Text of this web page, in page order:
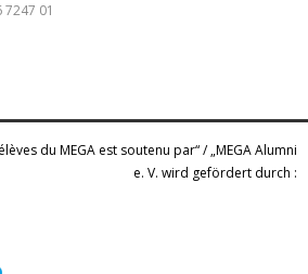
7247 01
du MEGA est soutenu par“ / „MEGA Alumni
e. V. wird gefördert durch :